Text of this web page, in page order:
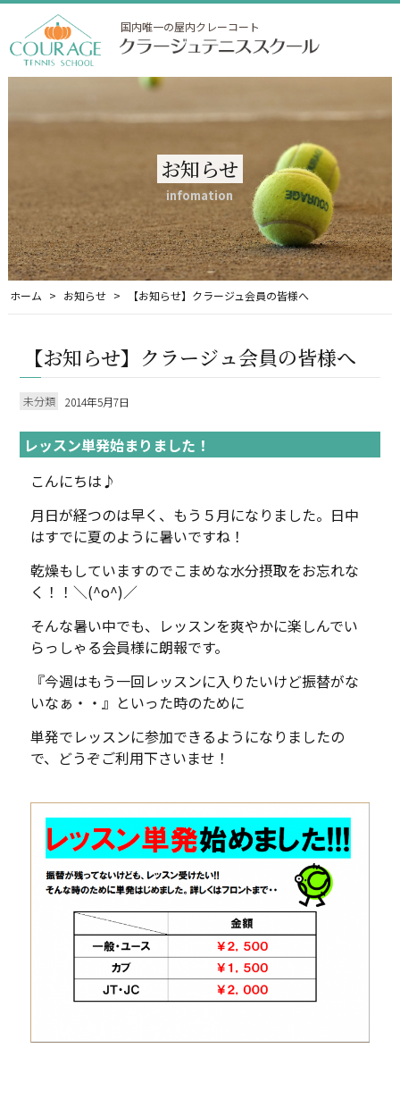
国内唯一の屋内クレーコート
お知らせ
infomation
ホーム お知らせ 【お知らせ】クラージュ会員の皆様へ
【お知らせ】クラージュ会員の皆様へ
未分類 2014年5月7日
レッスン単発始まりました！
こんにちは♪
月日が経つのは早く、もう５月になりました。日中
はすでに夏のように暑いですね！
乾燥もしていますのでこまめな水分摂取をお忘れな
く！！＼(^o^)／
そんな暑い中でも、レッスンを爽やかに楽しんでい
らっしゃる会員様に朗報です。
『今週はもう一回レッスンに入りたいけど振替がな
いなぁ・・』といった時のために
単発でレッスンに参加できるようになりましたの
で、どうぞご利用下さいませ！